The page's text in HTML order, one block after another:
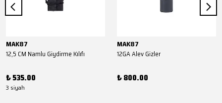
MAK87
12,5 CM Namlu Giydirme Kılıfı
₺ 535.00
3 siyah
MAK87
12GA Alev Gizler
₺ 800.00